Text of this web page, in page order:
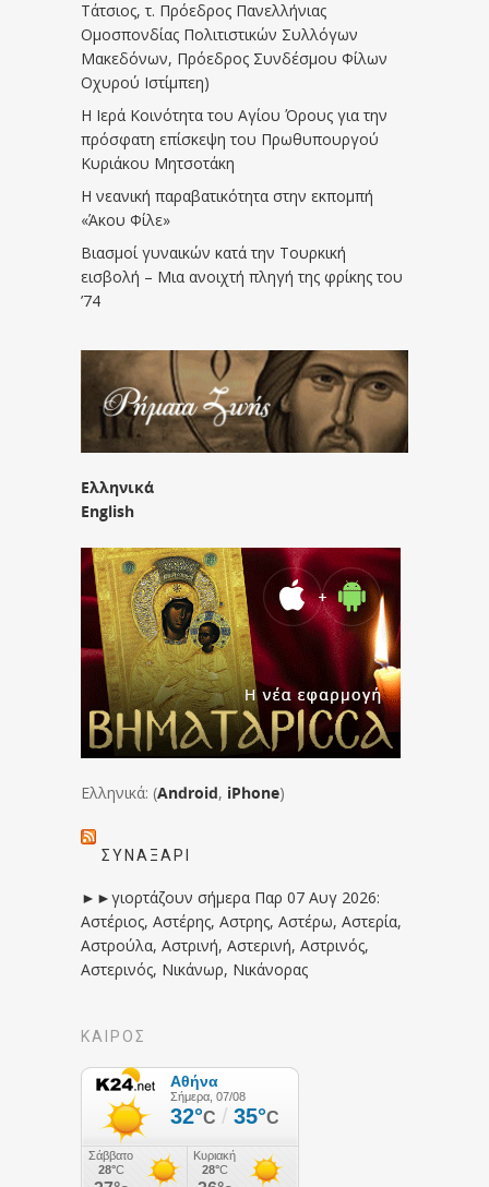
Τάτσιος, τ. Πρόεδρος Πανελλήνιας
Ομοσπονδίας Πολιτιστικών Συλλόγων
Μακεδόνων, Πρόεδρος Συνδέσμου Φίλων
Οχυρού Ιστίμπεη)
Η Ιερά Κοινότητα του Αγίου Όρους για την
πρόσφατη επίσκεψη του Πρωθυπουργού
Κυριάκου Μητσοτάκη
Η νεανική παραβατικότητα στην εκπομπή
«Άκου Φίλε»
Βιασμοί γυναικών κατά την Τουρκική
εισβολή – Μια ανοιχτή πληγή της φρίκης του
’74
Ελληνικά
English
Ελληνικά: (Android, iPhone)
ΣΥΝΑΞΆΡΙ
►►γιορτάζουν σήμερα Παρ 07 Αυγ 2026:
Αστέριος, Αστέρης, Αστρης, Αστέρω, Αστερία,
Αστρούλα, Αστρινή, Αστερινή, Αστρινός,
Αστερινός, Νικάνωρ, Νικάνορας
ΚΑΙΡΟΣ